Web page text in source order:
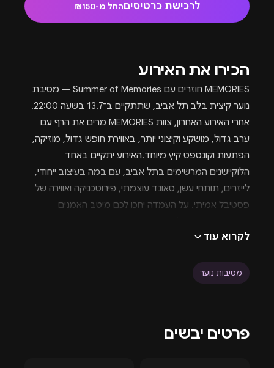
לרכישת כרטיסיםהחל מ-₪150
הכירו את האירוע
MEMORIES חוזרים עם Summer of Memories — מסיבת
נוער קיצית בלב תל אביב, שתתקיים ב־13.7 בשעה 22:00.
אחרי האירוע האחרון, צוות MEMORIES מרים את הרף עם
ערב גדול, מושקע וקיצוני יותר, באווירת חופש גדול, מוזיקה,
הפתעות וקונספט קיץ מיוחד.האירוע יתקיים באחד
הלוקיישנים המרשימים בתל אביב, עם במה בעיצוב ייחודי,
לייזרים, תותחי עשן, סאונד עוצמתי, פירוטכניקה ואווירה של
פסטיבל אמיתי. על העמדה יחכו לכם מיטב האמנים
בכניסה יחולקו צמידים זוהרים בצבעים שונים: ירוק לפנויים,
לקרוא עוד
מסיבות נוער
פרטים יבשים